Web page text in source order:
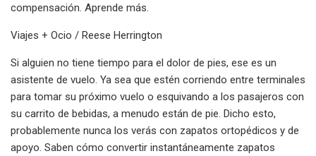
compensación. Aprende más.
Viajes + Ocio / Reese Herrington
Si alguien no tiene tiempo para el dolor de pies, ese es un
asistente de vuelo. Ya sea que estén corriendo entre terminales
para tomar su próximo vuelo o esquivando a los pasajeros con
su carrito de bebidas, a menudo están de pie. Dicho esto,
probablemente nunca los verás con zapatos ortopédicos y de
apoyo. Saben cómo convertir instantáneamente zapatos